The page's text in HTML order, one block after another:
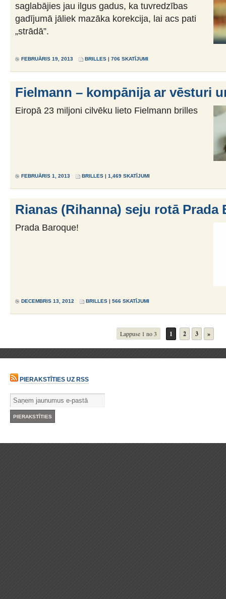
saglabājies jau ilgus gadus, ka tuvredzības
gadījumā jāliek mazāka korekcija, lai acs pati
„strādā”.
FEBRUĀRIS 19, 2013 BRILLES | 706 SKATĪJUMI
Fielmann – kompānija ar vēsturi
Eiropā 23 miljoni cilvēku lieto Fielmann brilles
FEBRUĀRIS 1, 2013 BRILLES | 1,469 SKATĪJUMI
Rianas (Rihanna) seju rotā Prada
Prada Baroque!
DECEMBRIS 13, 2012 BRILLES | 566 SKATĪJUMI
Lappuse 1 no 3 1 2 3 »
PIERAKSTĪTIES UZ RSS